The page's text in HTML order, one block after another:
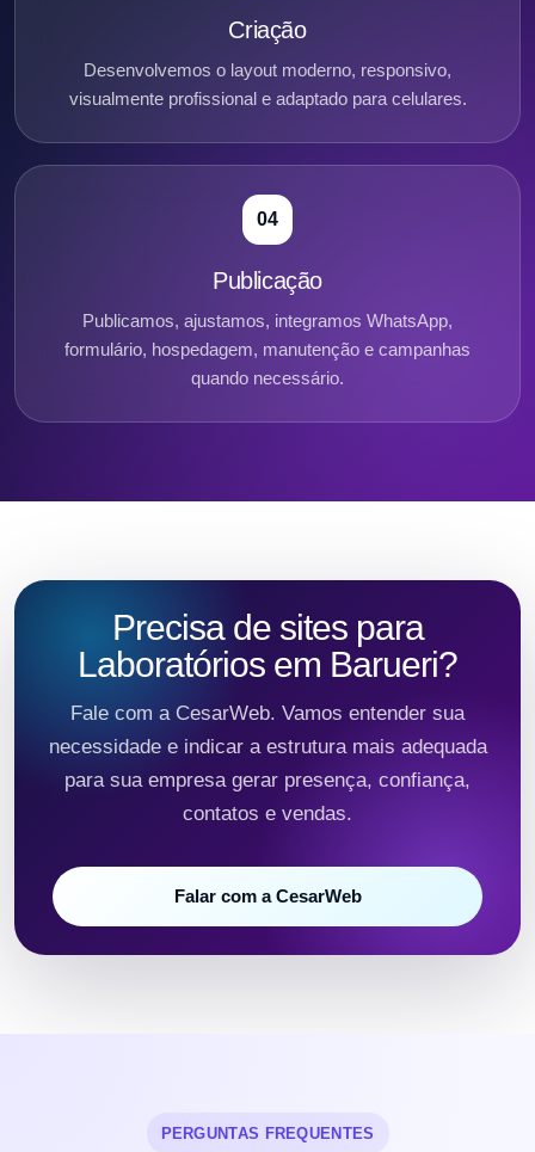
Criação
Desenvolvemos o layout moderno, responsivo,
visualmente profissional e adaptado para celulares.
04
Publicação
Publicamos, ajustamos, integramos WhatsApp,
formulário, hospedagem, manutenção e campanhas
quando necessário.
Precisa de sites para
Laboratórios em Barueri?
Fale com a CesarWeb. Vamos entender sua
necessidade e indicar a estrutura mais adequada
para sua empresa gerar presença, confiança,
contatos e vendas.
Falar com a CesarWeb
PERGUNTAS FREQUENTES